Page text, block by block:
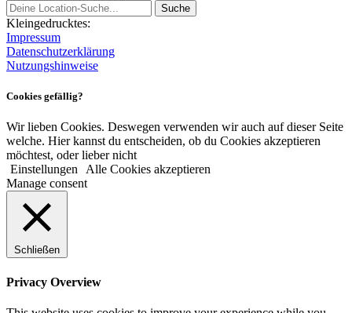
Kleingedrucktes:
Impressum
Datenschutzerklärung
Nutzungshinweise
Cookies gefällig?
Wir lieben Cookies. Deswegen verwenden wir auch auf dieser Seite
welche. Hier kannst du entscheiden, ob du Cookies akzeptieren
möchtest, oder lieber nicht
Einstellungen
Alle Cookies akzeptieren
Manage consent
Schließen
Privacy Overview